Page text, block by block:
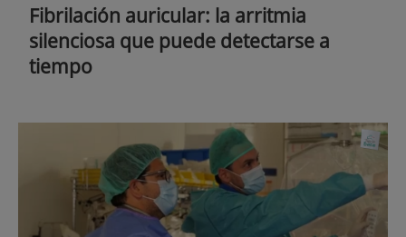
Fibrilación auricular: la arritmia
silenciosa que puede detectarse a
tiempo